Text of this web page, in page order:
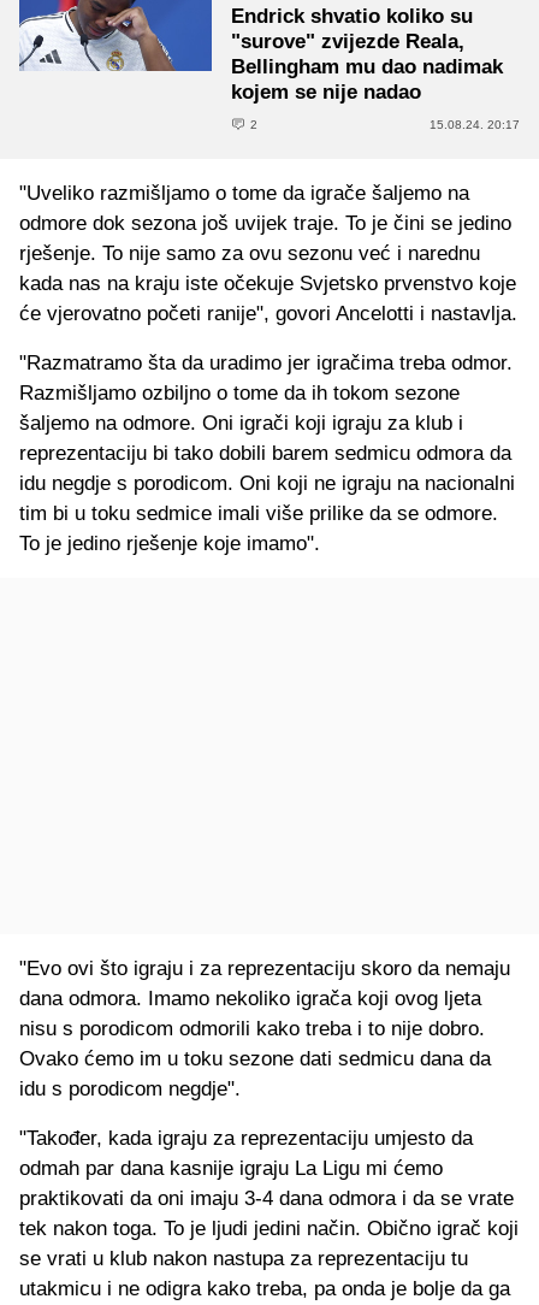
Endrick shvatio koliko su
"surove" zvijezde Reala,
Bellingham mu dao nadimak
kojem se nije nadao
2 15.08.24. 20:17
"Uveliko razmišljamo o tome da igrače šaljemo na
odmore dok sezona još uvijek traje. To je čini se jedino
rješenje. To nije samo za ovu sezonu već i narednu
kada nas na kraju iste očekuje Svjetsko prvenstvo koje
će vjerovatno početi ranije", govori Ancelotti i nastavlja.
"Razmatramo šta da uradimo jer igračima treba odmor.
Razmišljamo ozbiljno o tome da ih tokom sezone
šaljemo na odmore. Oni igrači koji igraju za klub i
reprezentaciju bi tako dobili barem sedmicu odmora da
idu negdje s porodicom. Oni koji ne igraju na nacionalni
tim bi u toku sedmice imali više prilike da se odmore.
To je jedino rješenje koje imamo".
"Evo ovi što igraju i za reprezentaciju skoro da nemaju
dana odmora. Imamo nekoliko igrača koji ovog ljeta
nisu s porodicom odmorili kako treba i to nije dobro.
Ovako ćemo im u toku sezone dati sedmicu dana da
idu s porodicom negdje".
"Također, kada igraju za reprezentaciju umjesto da
odmah par dana kasnije igraju La Ligu mi ćemo
praktikovati da oni imaju 3-4 dana odmora i da se vrate
tek nakon toga. To je ljudi jedini način. Obično igrač koji
se vrati u klub nakon nastupa za reprezentaciju tu
utakmicu i ne odigra kako treba, pa onda je bolje da ga